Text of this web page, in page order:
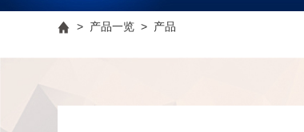
> 产品一览 > 产品